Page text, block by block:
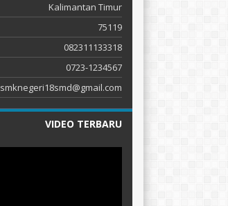
Kalimantan Timur
75119
082311133318
0723-1234567
smknegeri18smd@gmail.com
VIDEO TERBARU